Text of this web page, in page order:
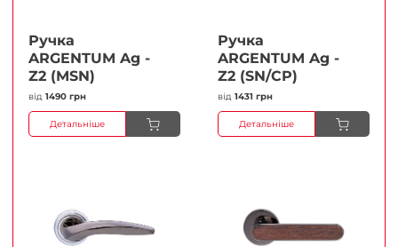
Ручка
ARGENTUM Ag -
Z2 (MSN)
від 1490 грн
Детальніше
Ручка
ARGENTUM Ag -
Z2 (SN/CP)
від 1431 грн
Детальніше